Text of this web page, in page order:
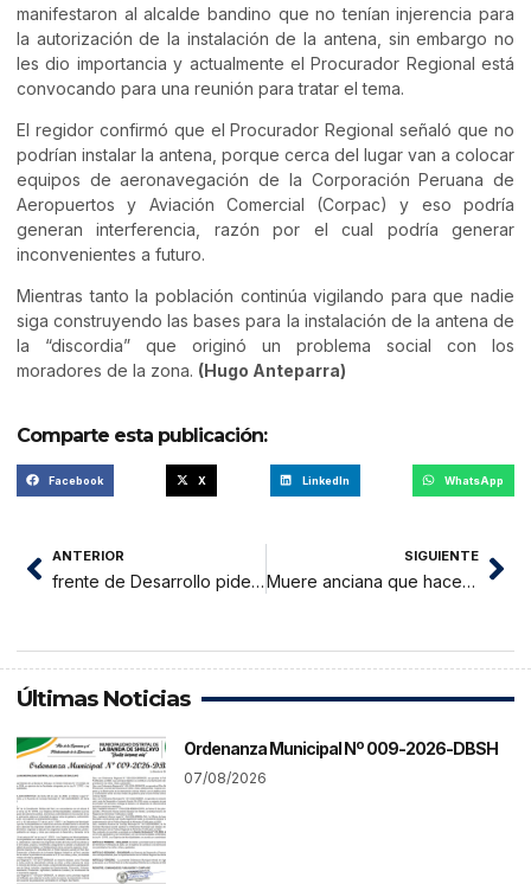
manifestaron al alcalde bandino que no tenían injerencia para
la autorización de la instalación de la antena, sin embargo no
les dio importancia y actualmente el Procurador Regional está
convocando para una reunión para tratar el tema.
El regidor confirmó que el Procurador Regional señaló que no
podrían instalar la antena, porque cerca del lugar van a colocar
equipos de aeronavegación de la Corporación Peruana de
Aeropuertos y Aviación Comercial (Corpac) y eso podría
generan interferencia, razón por el cual podría generar
inconvenientes a futuro.
Mientras tanto la población continúa vigilando para que nadie
siga construyendo las bases para la instalación de la antena de
la “discordia” que originó un problema social con los
moradores de la zona. (Hugo Anteparra)
Comparte esta publicación:
Facebook X LinkedIn WhatsApp
ANTERIOR
frente de Desarrollo pide información sobre Ciclovía
SIGUIENTE
Muere anciana que hace un mes fue desalojada de su vivienda
Últimas Noticias
Ordenanza Municipal Nº 009-2026-DBSH
07/08/2026